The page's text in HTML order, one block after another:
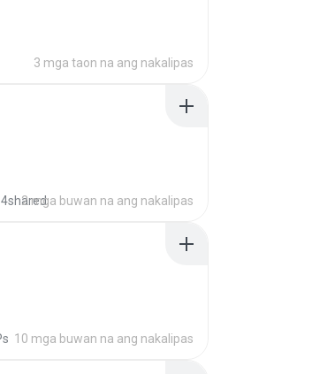
3 mga taon na ang nakalipas
4shared
2 mga buwan na ang nakalipas
10 mga buwan na ang nakalipas